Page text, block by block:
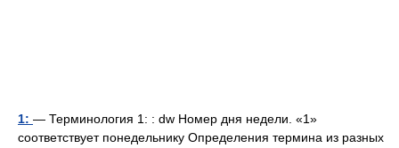
1: — Терминология 1: : dw Номер дня недели. «1»
соответствует понедельнику Определения термина из разных